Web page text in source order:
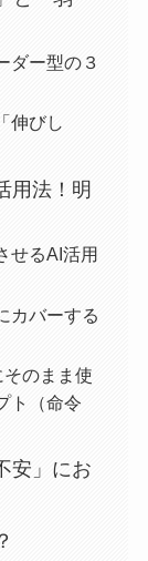
ダー型の３
伸びし
用法！明
せるAI活用
カバーする
そのまま使
ト（命令
安」にお